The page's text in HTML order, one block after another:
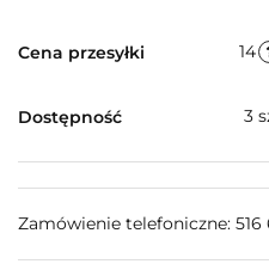
Cena przesyłki 14
Dostępność 3
Zamówienie telefoniczne: 516